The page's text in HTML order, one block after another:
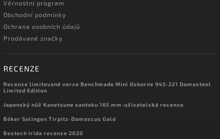
Věrnostní program
Obchodní podmínky
Ochrana osobních údajů
Prodávané značky
RECENZE
Recenze limitované verze Benchmade Mini Osborne 945-221 Damasteel
Limited Edition
Japonský nůž Kanetsune santoku 165 mm-uživatelská recenze
Böker Solingen Tirpitz-Damascus Gold
Bestech Irida recenze 2020